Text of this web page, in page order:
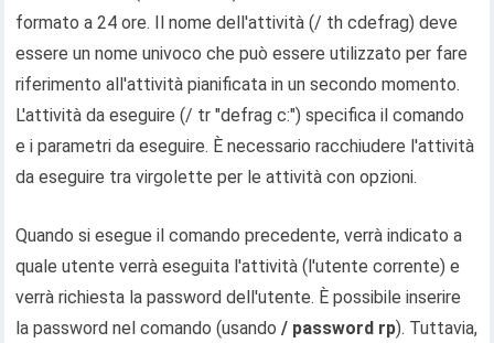
formato a 24 ore. Il nome dell'attività (/ th cdefrag) deve
essere un nome univoco che può essere utilizzato per fare
riferimento all'attività pianificata in un secondo momento.
L'attività da eseguire (/ tr "defrag c:") specifica il comando
e i parametri da eseguire. È necessario racchiudere l'attività
da eseguire tra virgolette per le attività con opzioni.
Quando si esegue il comando precedente, verrà indicato a
quale utente verrà eseguita l'attività (l'utente corrente) e
verrà richiesta la password dell'utente. È possibile inserire
la password nel comando (usando/ password rp). Tuttavia,